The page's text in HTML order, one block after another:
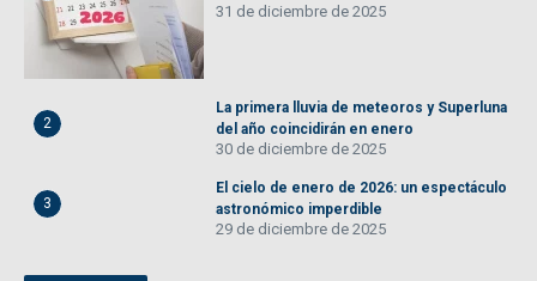
31 de diciembre de 2025
2
La primera lluvia de meteoros y Superluna
del año coincidirán en enero
30 de diciembre de 2025
3
El cielo de enero de 2026: un espectáculo
astronómico imperdible
29 de diciembre de 2025